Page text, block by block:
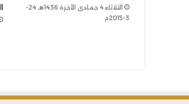
الثلاثاء 4 جمادى الآخرة 1436هـ 24-
3-2015م